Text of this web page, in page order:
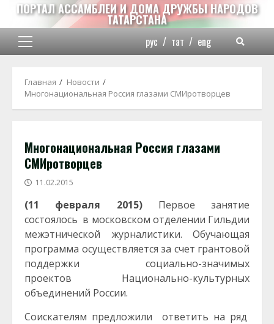
Перейти
содержимому
ПОРТАЛ АССАМБЛЕИ И ДОМА ДРУЖБЫ НАРОДОВ
ТАТАРСТАНА
Основное
рус / тат / eng
Главная
Новости
Многонациональная Россия глазами СМИротворцев
Многонациональная Россия глазами
СМИротворцев
11.02.2015
(11 февраля 2015)Первое занятие
состоялось в московском отделении Гильдии
межэтнической журналистики. Обучающая
программа осуществляется за счет грантовой
поддержки социально-значимых
проектов Национально-культурных
объединений России.
Соискателям предложили ответить на ряд